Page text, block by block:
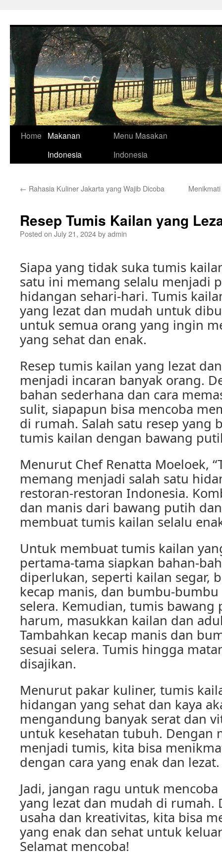
Home
Makanan
Indonesia
Menu Masakan
Indonesia
← Rahasia Kuliner Jakarta yang Wajib Dicoba
Resep Tumis Kailan yang
Posted on July 21, 2024byadmin
Siapa yang tidak suka tumis
satu ini memang selalu menjadi
hidangan sehari-hari. Tumis
yang lezat dan mudah untuk
untuk semua orang yang ingin
yang sehat dan enak.
Resep tumis kailan yang lezat
menjadi incaran banyak orang.
bahan sederhana dan cara
sulit, siapapun bisa mencoba
di rumah. Salah satu resep yang
tumis kailan dengan bawang
Menurut Chef Renatta Moeloek,
memang menjadi salah satu
restoran-restoran Indonesia.
dan manis dari bawang putih
membuat tumis kailan selalu
Untuk membuat tumis kailan
pertama-tama siapkan bahan-
diperlukan, seperti kailan segar,
kecap manis, dan bumbu-bumbu
selera. Kemudian, tumis
harum, masukkan kailan dan
Tambahkan kecap manis dan
sesuai selera. Tumis hingga
disajikan.
Menurut pakar kuliner, tumis
hidangan yang sehat dan kaya
mengandung banyak serat dan
untuk kesehatan tubuh. Dengan
menjadi tumis, kita bisa
dengan cara yang enak dan lezat.
Jadi, jangan ragu untuk
yang lezat dan mudah di rumah.
usaha dan kreativitas, kita bisa
yang enak dan sehat untuk
Selamat mencoba!